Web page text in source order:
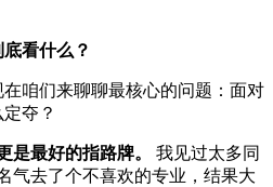
看什么？
咱们来聊聊最核心的问题：面对
夺？
是最好的指路牌。 我见过太多同
气去了个不喜欢的专业，结果大